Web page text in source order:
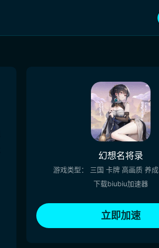
幻想名将录
游戏类型： 三国 卡牌 高画质 养成
下载biubiu加速器
立即加速